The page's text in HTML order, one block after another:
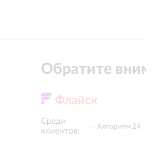
Обратите
Флайск
Среди
клиентов:
Алгоритм 24
Земля в
квадрате